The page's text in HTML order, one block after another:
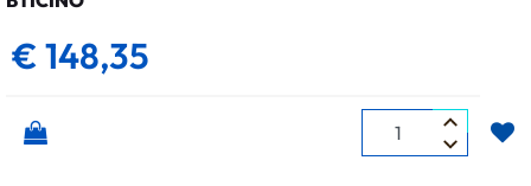
€ 148,35
Quantità